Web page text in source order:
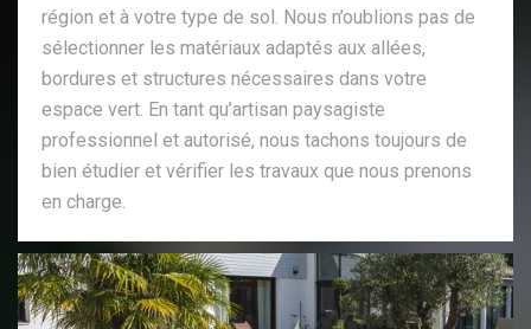
région et à votre type de sol. Nous n’oublions pas de
sélectionner les matériaux adaptés aux allées,
bordures et structures nécessaires dans votre
espace vert. En tant qu’artisan paysagiste
professionnel et autorisé, nous tachons toujours de
bien étudier et vérifier les travaux que nous prenons
en charge.